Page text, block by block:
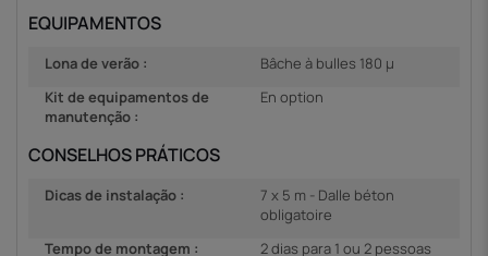
EQUIPAMENTOS
Lona de verão :
Bâche à bulles 180 µ
Kit de equipamentos de
manutenção :
En option
CONSELHOS PRÁTICOS
Dicas de instalação :
7 x 5 m - Dalle béton
obligatoire
Tempo de montagem :
2 dias para 1 ou 2 pessoas